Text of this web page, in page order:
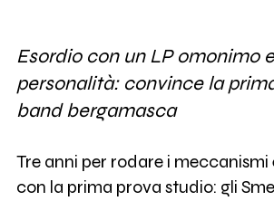
Esordio con un LP omonimo
personalità: convince la
band bergamasca
Tre anni per rodare i meccanismi
con la prima prova studio: gli